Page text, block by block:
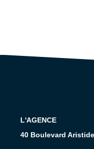
L'AGENCE
40 Boulevard